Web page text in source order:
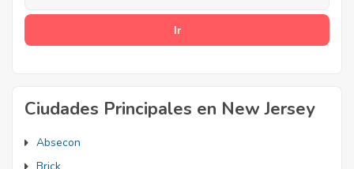
Ciudades Principales en New Jersey
Absecon